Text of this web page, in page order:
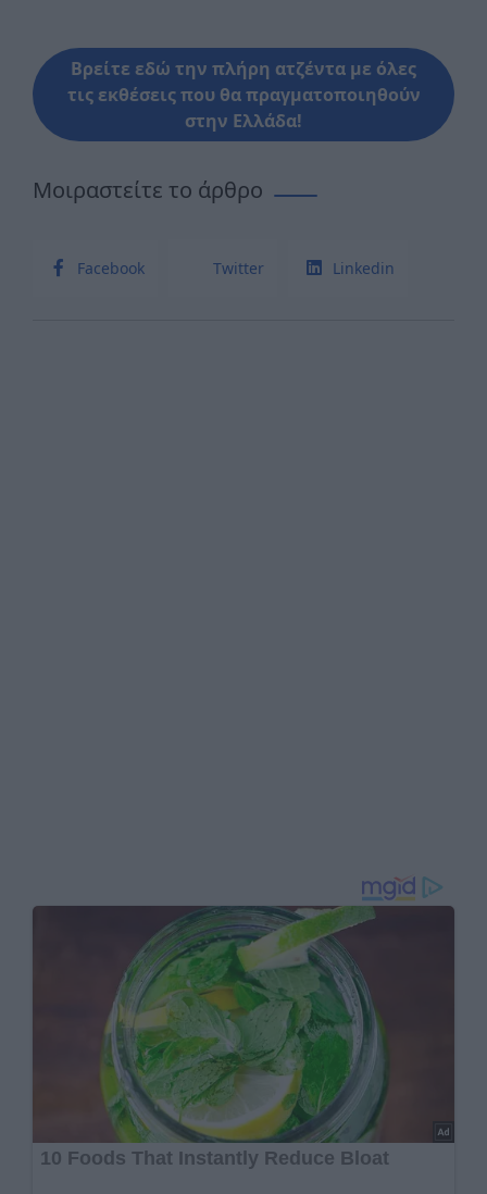
Βρείτε εδώ την πλήρη ατζέντα με όλες
τις εκθέσεις που θα πραγματοποιηθούν
στην Ελλάδα!
Μοιραστείτε το άρθρο
Facebook Twitter Linkedin